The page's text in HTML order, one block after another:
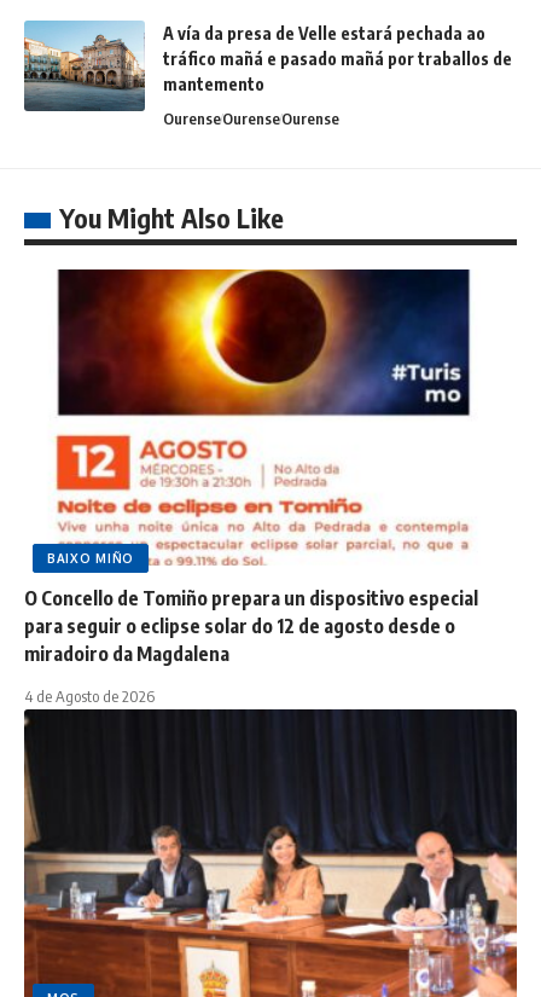
A vía da presa de Velle estará pechada ao
tráfico mañá e pasado mañá por traballos de
mantemento
OurenseOurenseOurense
You Might Also Like
BAIXO MIÑO
O Concello de Tomiño prepara un dispositivo especial
para seguir o eclipse solar do 12 de agosto desde o
miradoiro da Magdalena
4 de Agosto de 2026